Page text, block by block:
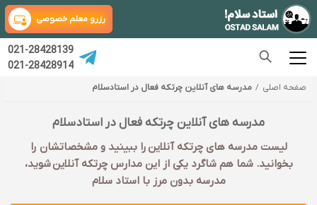
رزرو معلم خصوصی
021-28428139
021-28428914
صفحه اصلی مدرسه های آنلاین چرتکه فعال در استادسلام
مدرسه های آنلاین چرتکه فعال در استادسلام
لیست مدرسه های چرتکه آنلاین را ببینید و مشخصاتشان را
بخوانید. شما هم شاگرد یکی از این مدارس چرتکه آنلاین شوید،
مدرسه بدون مرز با استاد سلام